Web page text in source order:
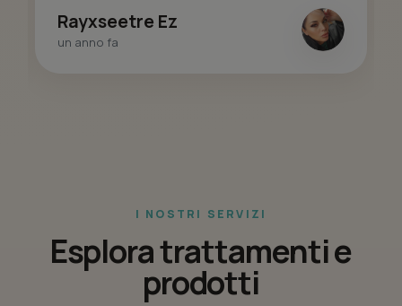
un anno fa
I NOSTRI SERVIZI
Esplora trattamenti e
prodotti